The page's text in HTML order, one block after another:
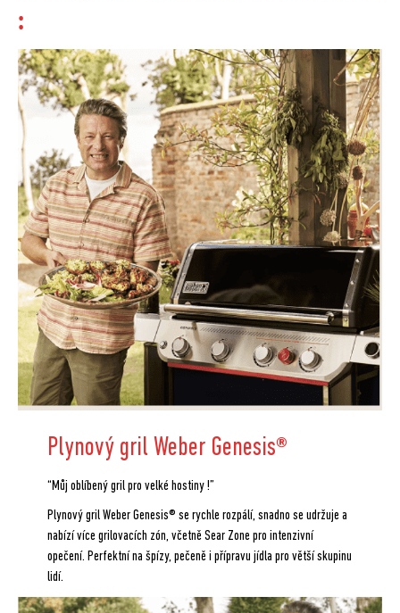
:
Plynový gril Weber Genesis®
“Můj oblíbený gril pro velké hostiny !”
Plynový gril Weber Genesis® se rychle rozpálí, snadno se udržuje a
nabízí více grilovacích zón, včetně Sear Zone pro intenzivní
opečení. Perfektní na špízy, pečeně i přípravu jídla pro větší skupinu
lidí.